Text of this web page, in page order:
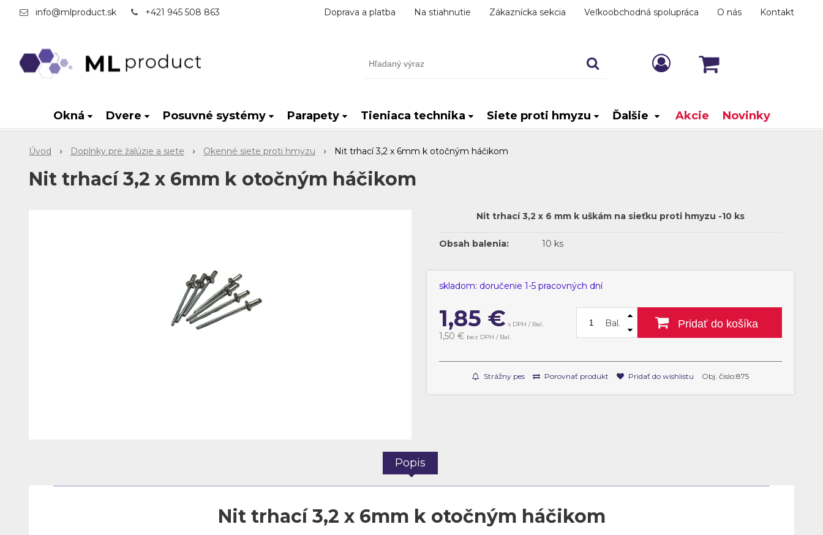
info@mlproduct.sk +421 945 508 863 Doprava a platba Na stiahnutie Zákaznícka sekcia Veľkoobchodná spolupráca O nás Kontakt
Okná Dvere Posuvné systémy Parapety Tieniaca technika Siete proti hmyzu Ďalšie Akcie Novinky
Úvod Doplnky pre žalúzie a siete Okenné siete proti hmyzu Nit trhací 3,2 x 6mm k otočným háčikom
Nit trhací 3,2 x 6mm k otočným háčikom
skladom: doručenie 1-5 pracovných dní
1,85 € s DPH / Bal.
1,50 € bez DPH / Bal.
Bal. Pridať do košíka
Strážny pes Porovnať produkt Pridať do wishlistu Obj. čislo:875
Nit trhací 3,2 x 6 mm k uškám na sieťku proti hmyzu -10 ks
Obsah balenia: 10 ks
Popis
Nit trhací 3,2 x 6mm k otočným háčikom